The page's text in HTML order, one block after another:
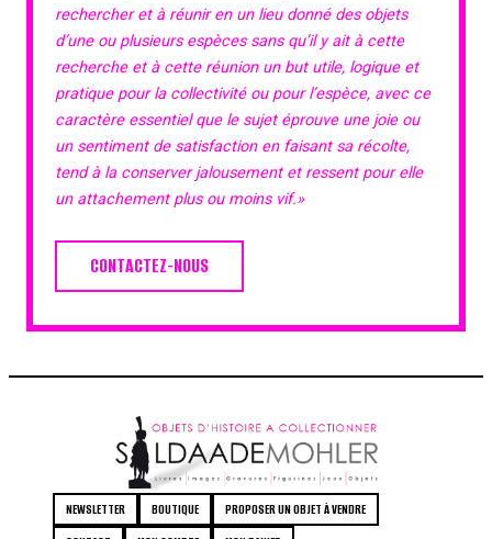
rechercher et à réunir en un lieu donné des objets
d’une ou plusieurs espèces sans qu’il y ait à cette
recherche et à cette réunion un but utile, logique et
pratique pour la collectivité ou pour l’espèce, avec ce
caractère essentiel que le sujet éprouve une joie ou
un sentiment de satisfaction en faisant sa récolte,
tend à la conserver jalousement et ressent pour elle
un attachement plus ou moins vif.»
CONTACTEZ-NOUS
NEWSLETTER BOUTIQUE
PROPOSER UN OBJET À VENDRE